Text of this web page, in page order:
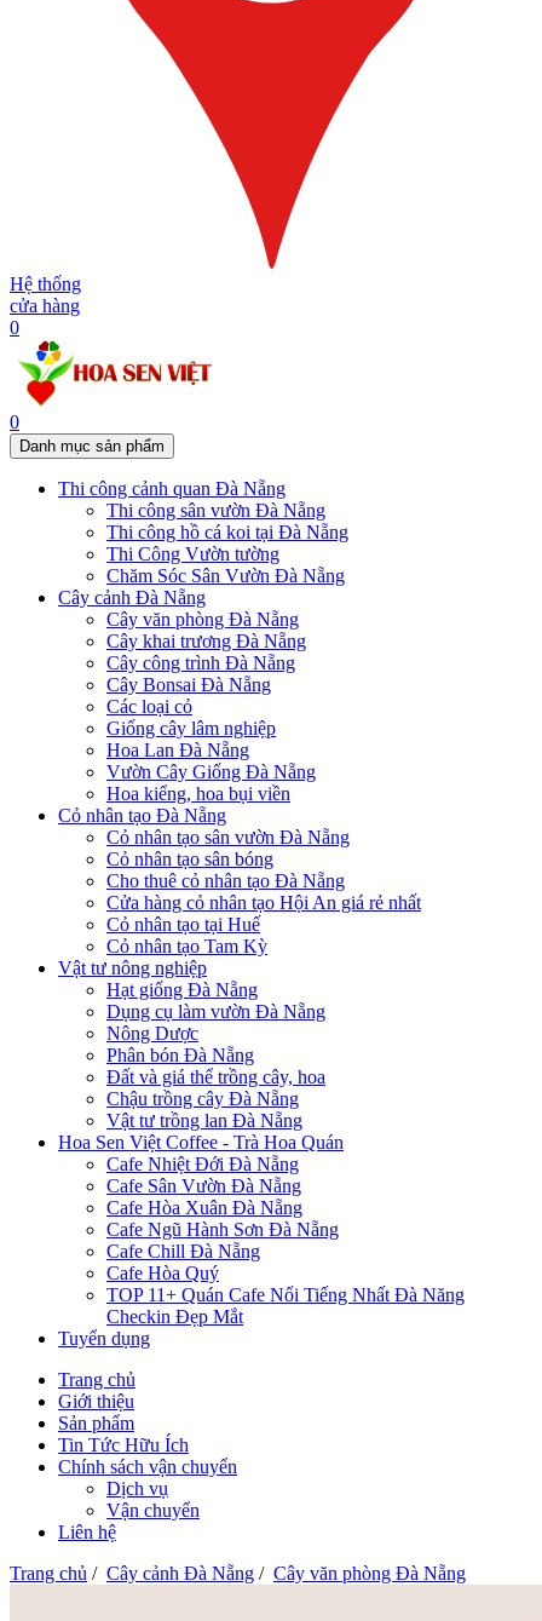
Hệ thống
cửa hàng
0
0
Danh mục sản phẩm
Thi công cảnh quan Đà Nẵng
Thi công sân vườn Đà Nẵng
Thi công hồ cá koi tại Đà Nẵng
Thi Công Vườn tường
Chăm Sóc Sân Vườn Đà Nẵng
Cây cảnh Đà Nẵng
Cây văn phòng Đà Nẵng
Cây khai trương Đà Nẵng
Cây công trình Đà Nẵng
Cây Bonsai Đà Nẵng
Các loại cỏ
Giống cây lâm nghiệp
Hoa Lan Đà Nẵng
Vườn Cây Giống Đà Nẵng
Hoa kiểng, hoa bụi viền
Cỏ nhân tạo Đà Nẵng
Cỏ nhân tạo sân vườn Đà Nẵng
Cỏ nhân tạo sân bóng
Cho thuê cỏ nhân tạo Đà Nẵng
Cửa hàng cỏ nhân tạo Hội An giá rẻ nhất
Cỏ nhân tạo tại Huế
Cỏ nhân tạo Tam Kỳ
Vật tư nông nghiệp
Hạt giống Đà Nẵng
Dụng cụ làm vườn Đà Nẵng
Nông Dược
Phân bón Đà Nẵng
Đất và giá thể trồng cây, hoa
Chậu trồng cây Đà Nẵng
Vật tư trồng lan Đà Nẵng
Hoa Sen Việt Coffee - Trà Hoa Quán
Cafe Nhiệt Đới Đà Nẵng
Cafe Sân Vườn Đà Nẵng
Cafe Hòa Xuân Đà Nẵng
Cafe Ngũ Hành Sơn Đà Nẵng
Cafe Chill Đà Nẵng
Cafe Hòa Quý
TOP 11+ Quán Cafe Nổi Tiếng Nhất Đà Năng
Checkin Đẹp Mắt
Tuyển dụng
Trang chủ
Giới thiệu
Sản phẩm
Tin Tức Hữu Ích
Chính sách vận chuyển
Dịch vụ
Vận chuyển
Liên hệ
Trang chủ / Cây cảnh Đà Nẵng / Cây văn phòng Đà Nẵng